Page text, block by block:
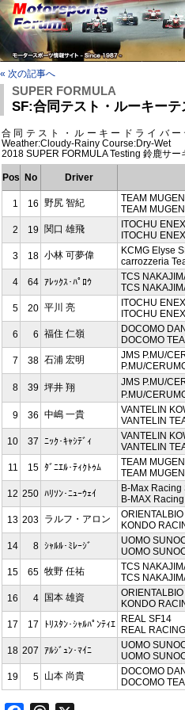
« 次の記事へ
SUPER FORMULA
SF:合同テスト・ルーキー
合同テスト・ルーキードライバー
Weather:Cloudy-Rainy Course:Dry-Wet
2018 SUPER FORMULA Testing 鈴鹿サー
Pos No Driver
1 16 野尻 智紀
TEAM
TEAM MUGEN
2 19 関口 雄飛
ITOCHU
ITOCHU
3 18 小林 可夢偉
KCMG Elyse
carrozzeria
4 64 ｱﾚｯｸｽ･ﾊﾟﾛｳ
TCS
TCS
5 20 平川 亮
ITOCHU
ITOCHU
6 6 福住 仁嶺
DOCOMO
DOCOMO
7 38 石浦 宏明
JMS P.MU/
P.MU/
8 39 坪井 翔
JMS P.MU/
P.MU/
9 36 中嶋 一貴
VANTELIN
VANTELIN
10 37 ﾆｯｸ･ｷｬｼﾃﾞｨ
VANTELIN
VANTELIN
11 15 ﾀﾞﾆｴﾙ･ﾃｨｸﾄｩﾑ
TEAM
TEAM MUGEN
12 250 ﾊﾘｿﾝ･ﾆｭｰｳｪｲ
B-Max Racing
B-MAX
13 203 ラルフ・アロン
KONDO
14 8 ｼｬﾙﾙ･ﾐﾚｰｼﾞ
UOMO
UOMO
15 65 牧野 任祐
TCS
TCS
16 4 国本 雄資
KONDO
17 17 ﾄﾘｽﾀﾝ･ｼｬﾙﾊﾟﾝﾃｨｴ REAL SF14
REAL RACING
18 207 ｱﾙｼﾞｭﾝ･ﾏｲﾆ
UOMO
UOMO
19 5 山本 尚貴
DOCOMO
DOCOMO